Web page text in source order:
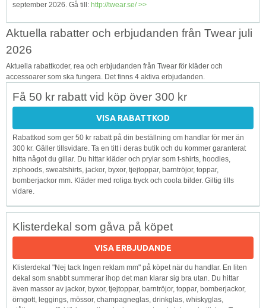
september 2026. Gå till: http://twear.se/ >>
Aktuella rabatter och erbjudanden från Twear juli
2026
Aktuella rabattkoder, rea och erbjudanden från Twear för kläder och
accessoarer som ska fungera. Det finns 4 aktiva erbjudanden.
Få 50 kr rabatt vid köp över 300 kr
VISA RABATTKOD
Rabattkod som ger 50 kr rabatt på din beställning om handlar för mer än
300 kr. Gäller tillsvidare. Ta en titt i deras butik och du kommer garanterat
hitta något du gillar. Du hittar kläder och prylar som t-shirts, hoodies,
ziphoods, sweatshirts, jackor, byxor, tjejtoppar, barntröjor, toppar,
bomberjackor mm. Kläder med roliga tryck och coola bilder. Giltig tills
vidare.
Klisterdekal som gåva på köpet
VISA ERBJUDANDE
Klisterdekal "Nej tack Ingen reklam mm" på köpet när du handlar. En liten
dekal som snabbt summerar ihop det man klarar sig bra utan. Du hittar
även massor av jackor, byxor, tjejtoppar, barntröjor, toppar, bomberjackor,
örngott, leggings, mössor, champagneglas, drinkglas, whiskyglas,